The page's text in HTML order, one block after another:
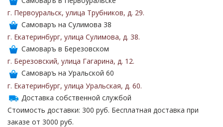
г. Первоуральск, улица Трубников, д. 29.
Самоваръ на Сулимова 38
г. Екатеринбург, улица Сулимова, д. 38.
Самоваръ в Березовском
г. Березовский, улица Гагарина, д. 12.
Самоваръ на Уральской 60
г. Екатеринбург, улица Уральская, д. 60.
Доставка собственной службой
Стоимость доставки: 300 руб. Бесплатная доставка при
заказе от 3000 руб.